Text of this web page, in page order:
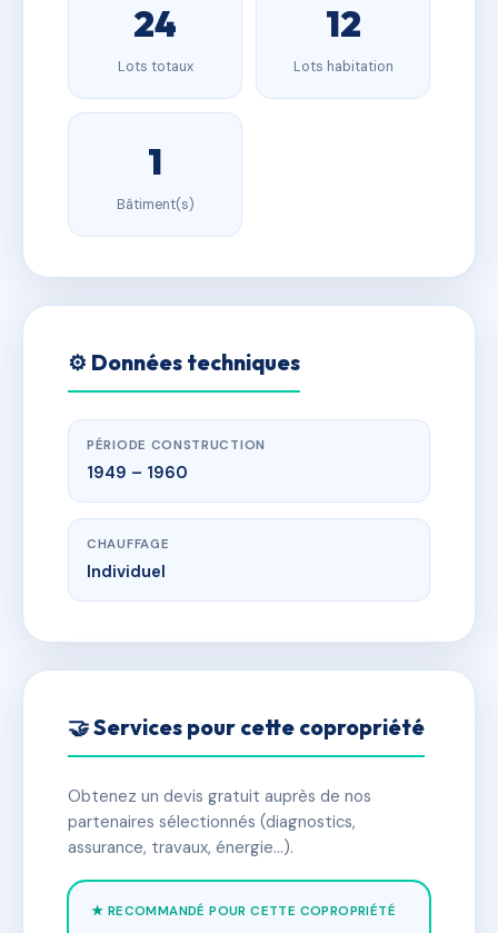
24
Lots totaux
12
Lots habitation
1
Bâtiment(s)
⚙️ Données techniques
PÉRIODE CONSTRUCTION
1949 – 1960
CHAUFFAGE
Individuel
🤝 Services pour cette copropriété
Obtenez un devis gratuit auprès de nos
partenaires sélectionnés (diagnostics,
assurance, travaux, énergie…).
★ RECOMMANDÉ POUR CETTE COPROPRIÉTÉ